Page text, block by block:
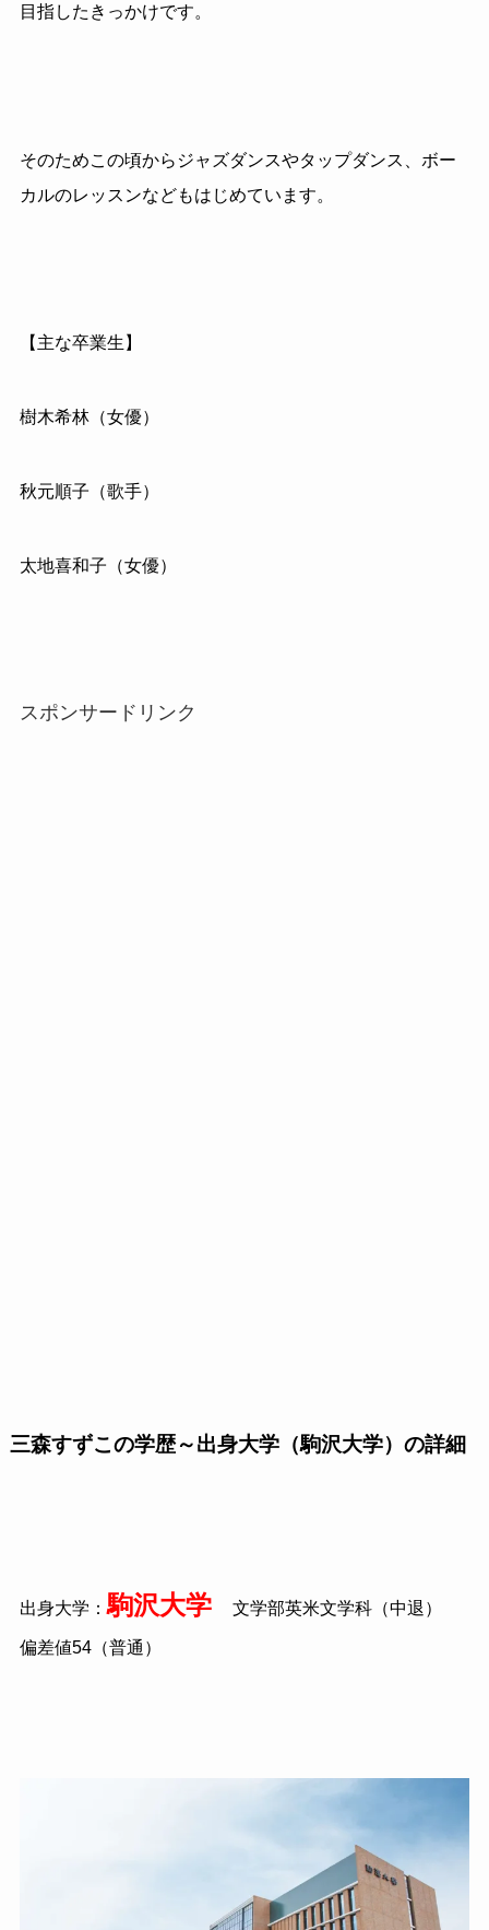
目指したきっかけです。
そのためこの頃からジャズダンスやタップダンス、ボー
カルのレッスンなどもはじめています。
【主な卒業生】
樹木希林（女優）
秋元順子（歌手）
太地喜和子（女優）
スポンサードリンク
三森すずこの学歴～出身大学（駒沢大学）の詳細
出身大学：駒沢大学 文学部英米文学科（中退）
偏差値54（普通）